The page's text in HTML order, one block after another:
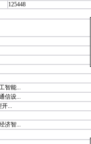
125448
智能...
信设...
开...
济智...